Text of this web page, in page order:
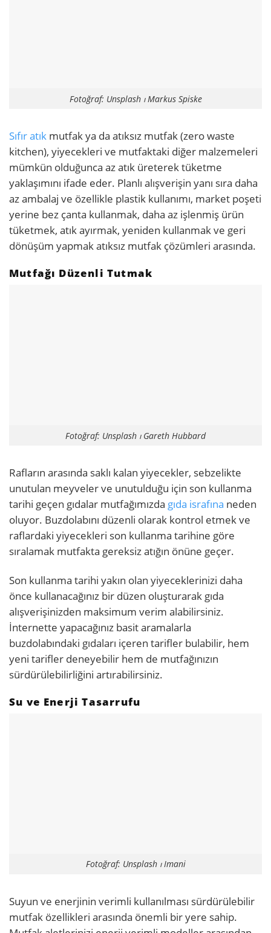
Fotoğraf: Unsplash ⏐ Markus Spiske
Sıfır atık mutfak ya da atıksız mutfak (zero waste
kitchen), yiyecekleri ve mutfaktaki diğer malzemeleri
mümkün olduğunca az atık üreterek tüketme
yaklaşımını ifade eder. Planlı alışverişin yanı sıra daha
az ambalaj ve özellikle plastik kullanımı, market poşeti
yerine bez çanta kullanmak, daha az işlenmiş ürün
tüketmek, atık ayırmak, yeniden kullanmak ve geri
dönüşüm yapmak atıksız mutfak çözümleri arasında.
Mutfağı Düzenli Tutmak
Fotoğraf: Unsplash ⏐ Gareth Hubbard
Rafların arasında saklı kalan yiyecekler, sebzelikte
unutulan meyveler ve unutulduğu için son kullanma
tarihi geçen gıdalar mutfağımızda gıda israfına neden
oluyor. Buzdolabını düzenli olarak kontrol etmek ve
raflardaki yiyecekleri son kullanma tarihine göre
sıralamak mutfakta gereksiz atığın önüne geçer.
Son kullanma tarihi yakın olan yiyeceklerinizi daha
önce kullanacağınız bir düzen oluşturarak gıda
alışverişinizden maksimum verim alabilirsiniz.
İnternette yapacağınız basit aramalarla
buzdolabındaki gıdaları içeren tarifler bulabilir, hem
yeni tarifler deneyebilir hem de mutfağınızın
sürdürülebilirliğini artırabilirsiniz.
Su ve Enerji Tasarrufu
Fotoğraf: Unsplash ⏐ Imani
Suyun ve enerjinin verimli kullanılması sürdürülebilir
mutfak özellikleri arasında önemli bir yere sahip.